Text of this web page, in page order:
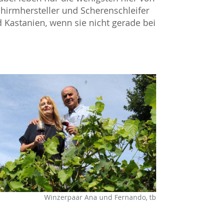
und Scherenschleifer
wenn sie nicht gerade bei
Winzerpaar Ana und Fernando, tb